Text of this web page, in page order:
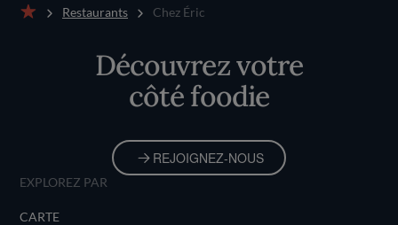
Restaurants Chez Éric
Découvrez votre
côté foodie
REJOIGNEZ-NOUS
EXPLOREZ PAR
CARTE